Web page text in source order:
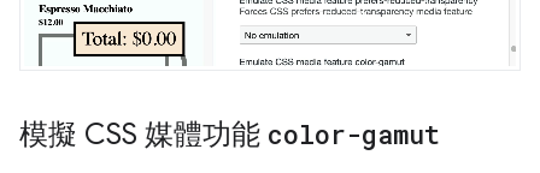
模擬 CSS 媒體功能 color-gamut